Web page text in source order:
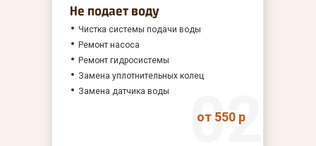
Не подает воду
Чистка системы подачи воды
Ремонт насоса
Ремонт гидросистемы
Замена уплотнительных колец
Замена датчика воды
от 550 р